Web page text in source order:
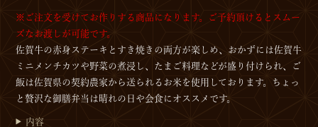
※ご注文を受けてお作りする商品になります。ご予約頂けるとスムー
ズなお渡しが可能です。
佐賀牛の赤身ステーキとすき焼きの両方が楽しめ、おかずには佐賀牛
ミニメンチカツや野菜の煮浸し、たまご料理などが盛り付けられ、ご
飯は佐賀県の契約農家から送られるお米を使用しております。ちょっ
と贅沢な御膳弁当は晴れの日や会食にオススメです。
内容